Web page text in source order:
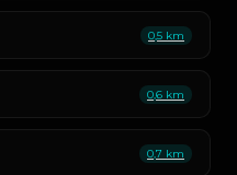
0,5 km
0,6 km
0,7 km